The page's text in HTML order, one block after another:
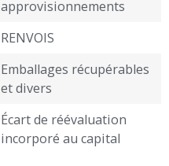
approvisionnements
RENVOIS
Emballages récupérables
et divers
Écart de réévaluation
incorporé au capital